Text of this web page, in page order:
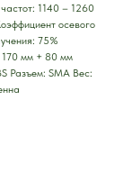
1140 – 1260
осевого
75%
170 мм + 80 мм
Разъем: SMA Вес: